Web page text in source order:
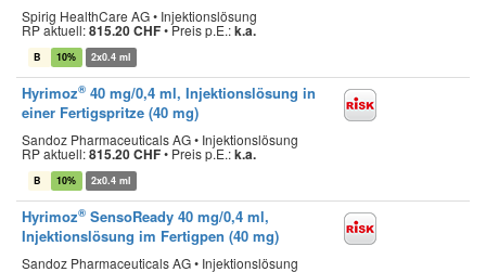
Spirig HealthCare AG • Injektionslösung
RP aktuell:815.20 CHF•Preis p.E.:k.a.
B 10% 2x0.4 ml
Hyrimoz® 40 mg/0,4 ml, Injektionslösung in
einer Fertigspritze (40 mg)
Sandoz Pharmaceuticals AG • Injektionslösung
RP aktuell:815.20 CHF• Preis p.E.:k.a.
B 10% 2x0.4 ml
Hyrimoz® SensoReady 40 mg/0,4 ml,
Injektionslösung im Fertigpen (40 mg)
Sandoz Pharmaceuticals AG • Injektionslösung